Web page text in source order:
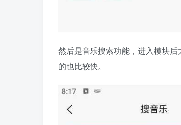
然后是音乐搜索功能，进入模块
的也比较快。